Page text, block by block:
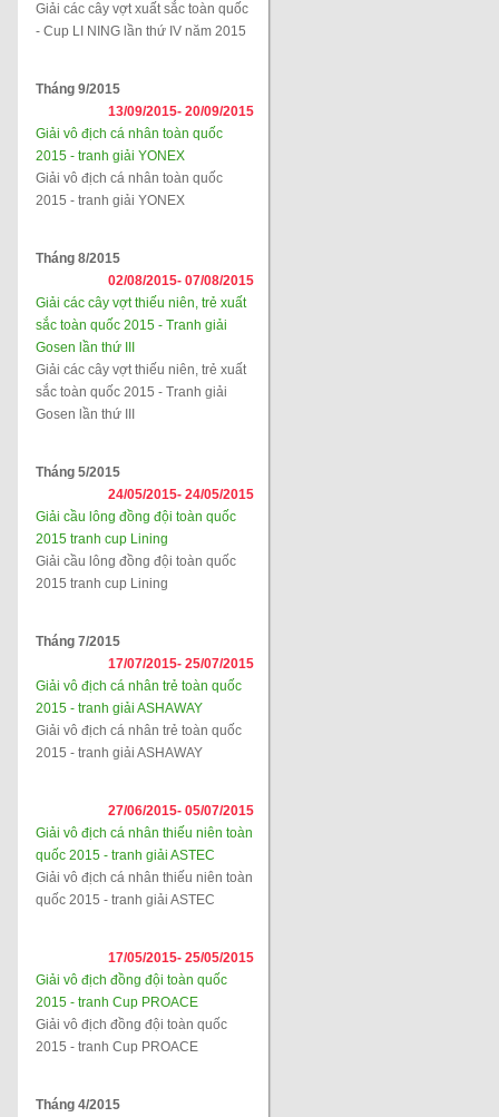
Giải các cây vợt xuất sắc toàn quốc
- Cup LI NING lần thứ IV năm 2015
Tháng 9/2015
13/09/2015- 20/09/2015
Giải vô địch cá nhân toàn quốc
2015 - tranh giải YONEX
Giải vô địch cá nhân toàn quốc
2015 - tranh giải YONEX
Tháng 8/2015
02/08/2015- 07/08/2015
Giải các cây vợt thiếu niên, trẻ xuất
sắc toàn quốc 2015 - Tranh giải
Gosen lần thứ III
Giải các cây vợt thiếu niên, trẻ xuất
sắc toàn quốc 2015 - Tranh giải
Gosen lần thứ III
Tháng 5/2015
24/05/2015- 24/05/2015
Giải cầu lông đồng đội toàn quốc
2015 tranh cup Lining
Giải cầu lông đồng đội toàn quốc
2015 tranh cup Lining
Tháng 7/2015
17/07/2015- 25/07/2015
Giải vô địch cá nhân trẻ toàn quốc
2015 - tranh giải ASHAWAY
Giải vô địch cá nhân trẻ toàn quốc
2015 - tranh giải ASHAWAY
27/06/2015- 05/07/2015
Giải vô địch cá nhân thiếu niên toàn
quốc 2015 - tranh giải ASTEC
Giải vô địch cá nhân thiếu niên toàn
quốc 2015 - tranh giải ASTEC
17/05/2015- 25/05/2015
Giải vô địch đồng đội toàn quốc
2015 - tranh Cup PROACE
Giải vô địch đồng đội toàn quốc
2015 - tranh Cup PROACE
Tháng 4/2015